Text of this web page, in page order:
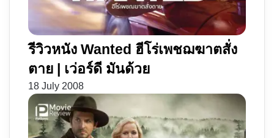
รีวิวหนัง Wanted ฮีโร่เพชฌฆาตสั่ง
ตาย | เว่อร์ดี มันด้วย
18 July 2008